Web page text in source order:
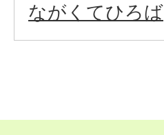
ながくてひろば